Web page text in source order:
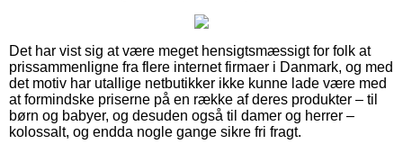
Det har vist sig at være meget hensigtsmæssigt for folk at
prissammenligne fra flere internet firmaer i Danmark, og med
det motiv har utallige netbutikker ikke kunne lade være med
at formindske priserne på en række af deres produkter – til
børn og babyer, og desuden også til damer og herrer –
kolossalt, og endda nogle gange sikre fri fragt.